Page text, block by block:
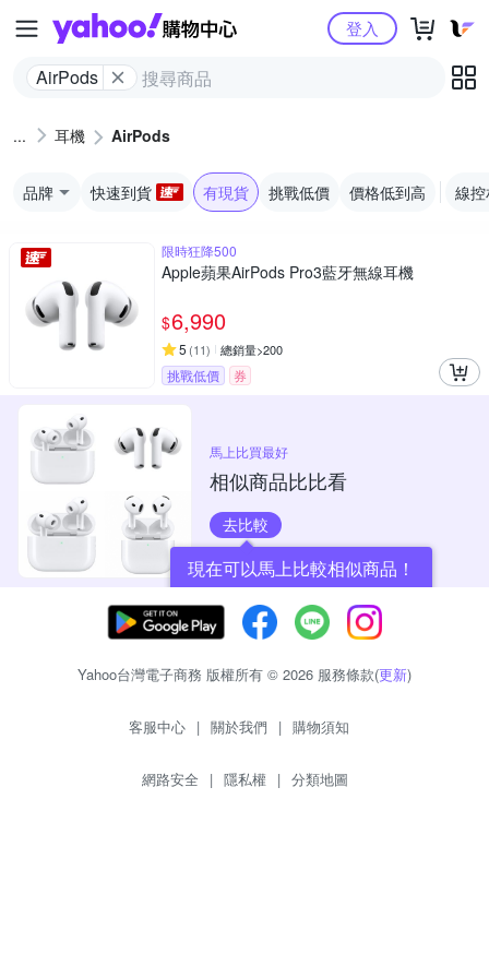
Yahoo購物中心
AirPods
登入
耳機 AirPods
品牌 快速到貨 有現貨 挑戰低價 價格低到高 線
限時狂降500
Apple蘋果AirPods Pro3藍牙無線耳機
$6,990
5 (11) 總銷量>200
挑戰低價 券
馬上比買最好
相似商品比比看
去比較
現在可以馬上比較相似商品！
Yahoo台灣電子商務 版權所有 © 2026 服務條款(更新)
客服中心 | 關於我們 | 購物須知
網路安全 | 隱私權 | 分類地圖